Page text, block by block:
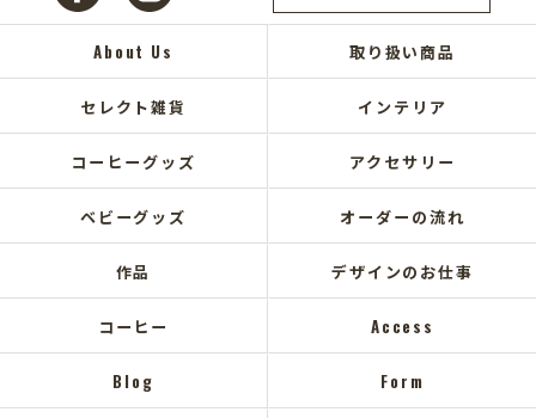
About Us 取り扱い商品
セレクト雑貨 インテリア
コーヒーグッズ アクセサリー
ベビーグッズ オーダーの流れ
作品 デザインのお仕事
コーヒー Access
Blog Form